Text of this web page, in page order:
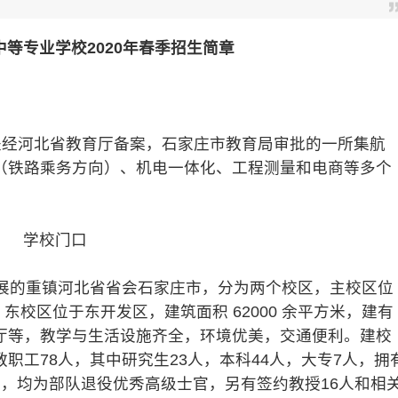
专业学校2020年春季招生简章
河北省教育厅备案，石家庄市教育局审批的一所集航
路乘务方向）、机电一体化、工程测量和电商等多个
学校门口
的重镇河北省省会石家庄市，分为两个校区，主校区位
校区位于东开发区，建筑面积 62000 余平方米，建有
，教学与生活设施齐全，环境优美，交通便利。建校
工78人，其中研究生23人，本科44人，大专7人，拥
均为部队退役优秀高级士官，另有签约教授16人和相